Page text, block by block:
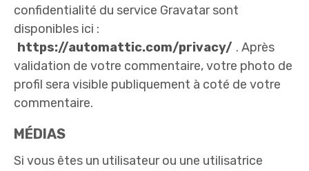
confidentialité du service Gravatar sont
disponibles ici :
https://automattic.com/privacy/ . Après
validation de votre commentaire, votre photo de
profil sera visible publiquement à coté de votre
commentaire.
MÉDIAS
Si vous êtes un utilisateur ou une utilisatrice